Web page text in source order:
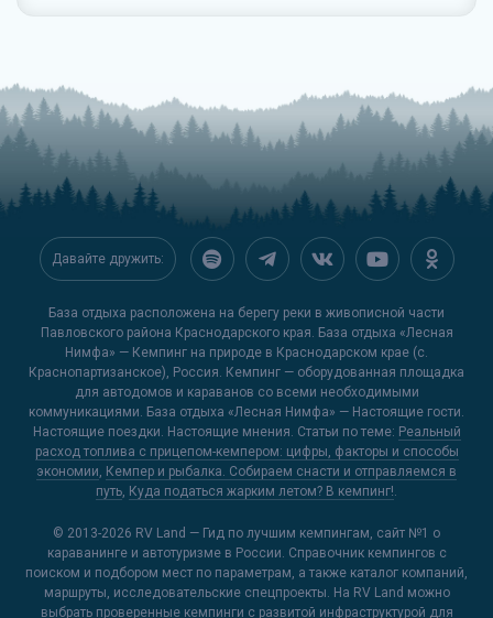
Давайте дружить:
База отдыха расположена на берегу реки в живописной части
Павловского района Краснодарского края. База отдыха «Лесная
Нимфа» — Кемпинг на природе в Краснодарском крае (c.
Краснопартизанское), Россия. Кемпинг — оборудованная площадка
для автодомов и караванов со всеми необходимыми
коммуникациями. База отдыха «Лесная Нимфа» — Настоящие гости.
Настоящие поездки. Настоящие мнения. Статьи по теме: Реальный
расход топлива с прицепом-кемпером: цифры, факторы и способы
экономии, Кемпер и рыбалка. Собираем снасти и отправляемся в
путь, Куда податься жарким летом? В кемпинг!.
© 2013-2026 RV Land — Гид по лучшим кемпингам, сайт №1 о
караванинге и автотуризме в России. Справочник кемпингов с
поиском и подбором мест по параметрам, а также каталог компаний,
маршруты, исследовательские спецпроекты. На RV Land можно
выбрать проверенные кемпинги с развитой инфраструктурой для